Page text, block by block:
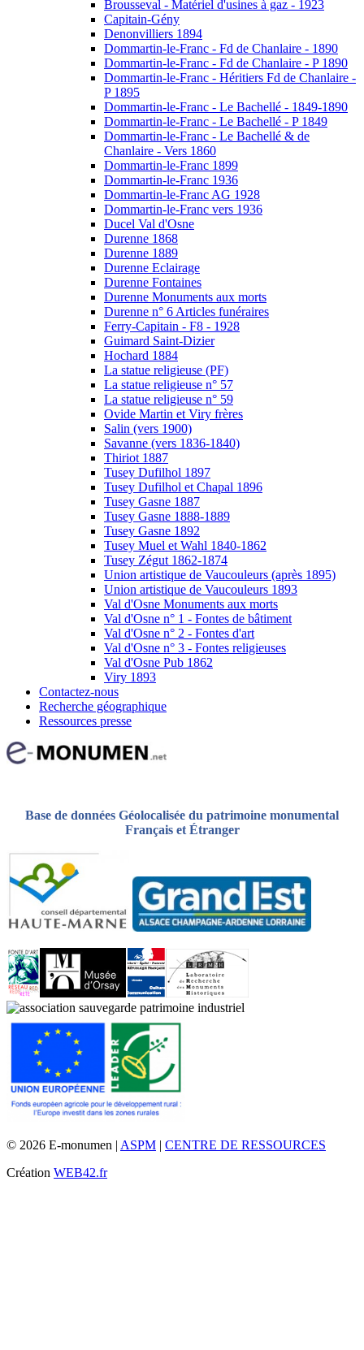
Brousseval - Matériel d'usines à gaz - 1923
Capitain-Gény
Denonvilliers 1894
Dommartin-le-Franc - Fd de Chanlaire - 1890
Dommartin-le-Franc - Fd de Chanlaire - P 1890
Dommartin-le-Franc - Héritiers Fd de Chanlaire -
P 1895
Dommartin-le-Franc - Le Bachellé - 1849-1890
Dommartin-le-Franc - Le Bachellé - P 1849
Dommartin-le-Franc - Le Bachellé & de
Chanlaire - Vers 1860
Dommartin-le-Franc 1899
Dommartin-le-Franc 1936
Dommartin-le-Franc AG 1928
Dommartin-le-Franc vers 1936
Ducel Val d'Osne
Durenne 1868
Durenne 1889
Durenne Eclairage
Durenne Fontaines
Durenne Monuments aux morts
Durenne n° 6 Articles funéraires
Ferry-Capitain - F8 - 1928
Guimard Saint-Dizier
Hochard 1884
La statue religieuse (PF)
La statue religieuse n° 57
La statue religieuse n° 59
Ovide Martin et Viry frères
Salin (vers 1900)
Savanne (vers 1836-1840)
Thiriot 1887
Tusey Dufilhol 1897
Tusey Dufilhol et Chapal 1896
Tusey Gasne 1887
Tusey Gasne 1888-1889
Tusey Gasne 1892
Tusey Muel et Wahl 1840-1862
Tusey Zégut 1862-1874
Union artistique de Vaucouleurs (après 1895)
Union artistique de Vaucouleurs 1893
Val d'Osne Monuments aux morts
Val d'Osne n° 1 - Fontes de bâtiment
Val d'Osne n° 2 - Fontes d'art
Val d'Osne n° 3 - Fontes religieuses
Val d'Osne Pub 1862
Viry 1893
Contactez-nous
Recherche géographique
Ressources presse
Base de données Géolocalisée du patrimoine monumental
Français et Étranger
© 2026 E-monumen | ASPM | CENTRE DE RESSOURCES
Création WEB42.fr